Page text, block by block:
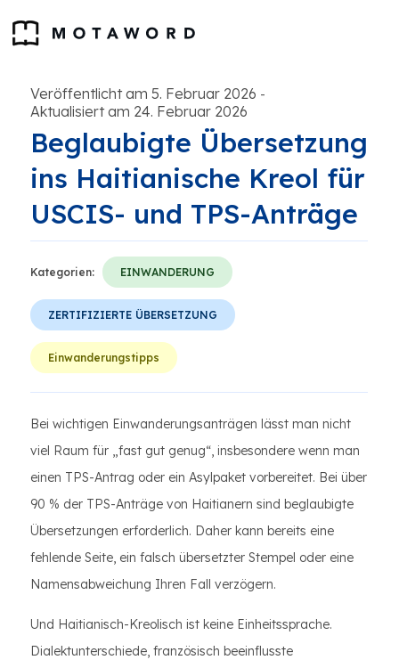
Veröffentlicht am 5. Februar 2026 -
Aktualisiert am 24. Februar 2026
Beglaubigte Übersetzung
ins Haitianische Kreol für
USCIS- und TPS-Anträge
Kategorien: EINWANDERUNG
ZERTIFIZIERTE ÜBERSETZUNG
Einwanderungstipps
Bei wichtigen Einwanderungsanträgen lässt man nicht
viel Raum für „fast gut genug“, insbesondere wenn man
einen TPS-Antrag oder ein Asylpaket vorbereitet. Bei über
90 % der TPS-Anträge von Haitianern sind beglaubigte
Übersetzungen erforderlich. Daher kann bereits eine
fehlende Seite, ein falsch übersetzter Stempel oder eine
Namensabweichung Ihren Fall verzögern.
Und Haitianisch-Kreolisch ist keine Einheitssprache.
Dialektunterschiede, französisch beeinflusste